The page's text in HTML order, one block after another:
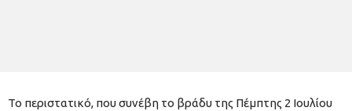
Το περιστατικό, που συνέβη το βράδυ της Πέμπτης 2 Ιουλίου